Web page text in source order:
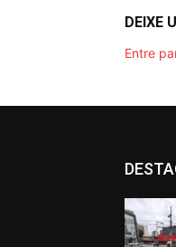
DEIXE
Entre